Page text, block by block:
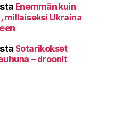
Enemmän kuin
millaiseksi Ukraina
Sotarikokset
– droonit